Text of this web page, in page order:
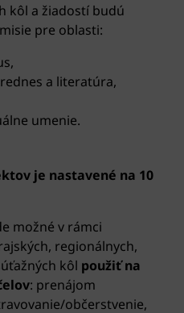
kôl a žiadostí budú
pre oblasti:
a literatúra,
umenie.
je nastavené na 10
možné v rámci
regionálnych,
kôl použiť na
: prenájom
občerstvenie,